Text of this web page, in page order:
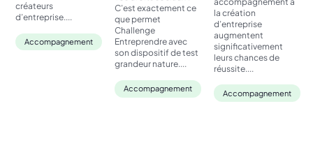
créateurs
d’entreprise....
Accompagnement
C’est exactement ce
que permet
Challenge
Entreprendre avec
son dispositif de test
grandeur nature....
Accompagnement
la création
d’entreprise
augmentent
significativement
leurs chances de
réussite....
Accompagnement